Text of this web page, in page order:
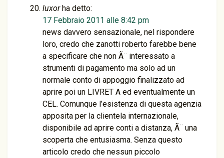
luxor ha detto:
17 Febbraio 2011 alle 8:42 pm
news davvero sensazionale, nel rispondere
loro, credo che zanotti roberto farebbe bene
a specificare che non Ã¨ interessato a
strumenti di pagamento ma solo ad un
normale conto di appoggio finalizzato ad
aprire poi un LIVRET A ed eventualmente un
CEL. Comunque l’esistenza di questa agenzia
apposita per la clientela internazionale,
disponibile ad aprire conti a distanza, Ã¨ una
scoperta che entusiasma. Senza questo
articolo credo che nessun piccolo